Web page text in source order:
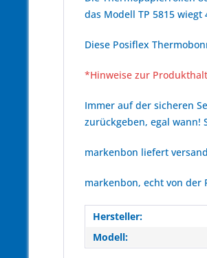
das Modell TP 5815 wiegt
Diese Posiflex
*Hinweise zur
Immer auf der sicheren
zurückgeben, egal wann!
markenbon liefert
markenbon, echt von der
Hersteller:
Modell: